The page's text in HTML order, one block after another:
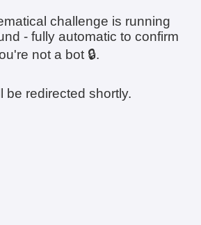
challenge is running
- fully automatic to confirm
not a bot 🔒.
be redirected shortly.